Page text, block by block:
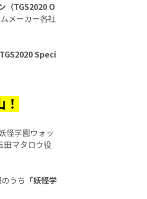
（TGS2020 O
メーカー各社
Speci
怪学園ウォッ
田マタロウ役
うち 「妖怪学